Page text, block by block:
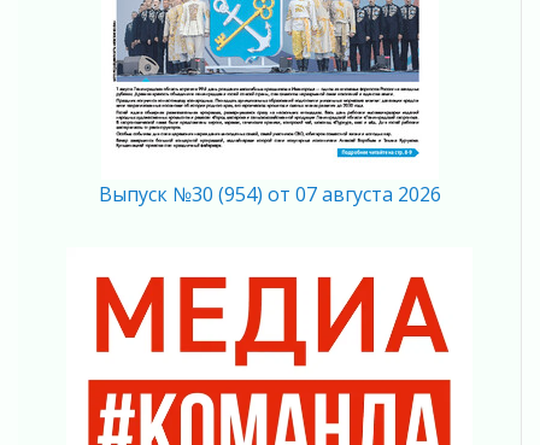
Ладожский мост полностью закроют на два
03 августа 2026
Музеи Ленобласти обновляют пространства
03 августа 2026
03 августа 2026
За сутки в Ленинградской области
ликвидировали 10 пожаров
03 августа 2026
Клюква наливается, но в корзинку пока не
просится
03 августа 2026
Выпуск №30 (954) от 07 августа 2026